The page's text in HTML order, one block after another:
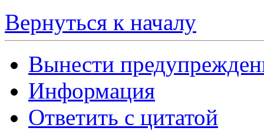
Вернуться к началу
Вынести
Информация
Ответить с цитатой